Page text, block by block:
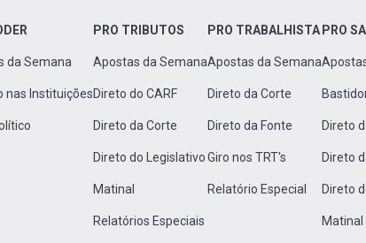
da Semana
nas Instituições
PRO TRIBUTOS
Apostas da Semana
Direto do CARF
Direto da Corte
Direto do Legislativo
Matinal
Relatórios Especiais
PRO TRABALHISTA
Apostas da Semana
Direto da Corte
Direto da Fonte
Giro nos TRT's
Relatório Especial
PRO
Direto
Direto
Direto
Matinal